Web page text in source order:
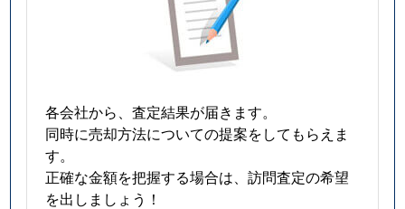
各会社から、査定結果が届きます。
同時に売却方法についての提案をしてもらえま
す。
正確な金額を把握する場合は、訪問査定の希望
を出しましょう！